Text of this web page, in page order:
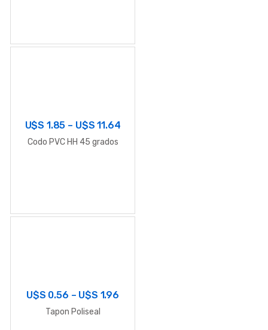
U$S 1.85 – U$S11.64
Codo PVC HH 45 grados
U$S 0.56 – U$S 1.96
Tapon Poliseal